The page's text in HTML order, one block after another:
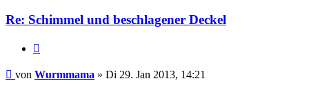
Re: Schimmel und beschlagener Deckel
Beitrag
von Wurmmama » Di 29. Jan 2013, 14:21